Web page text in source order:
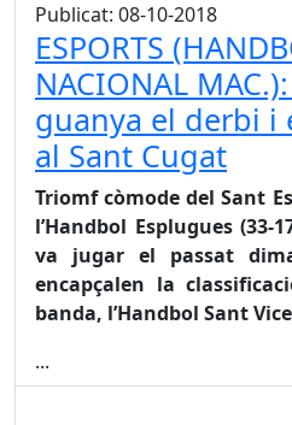
Publicat: 08-10-2018
ESPORTS
NACIONAL
guanya el derbi i
al Sant Cugat
Triomf còmode del Sant
l’Handbol Esplugues
va jugar el passat
encapçalen la
banda, l’Handbol Sant
...